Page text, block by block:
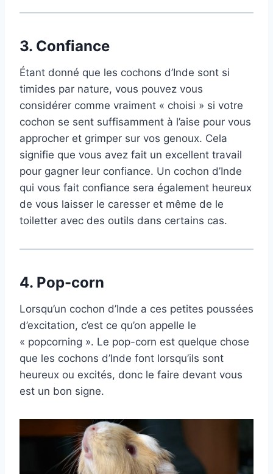
3. Confiance
Étant donné que les cochons d’Inde sont si
timides par nature, vous pouvez vous
considérer comme vraiment « choisi » si votre
cochon se sent suffisamment à l’aise pour vous
approcher et grimper sur vos genoux. Cela
signifie que vous avez fait un excellent travail
pour gagner leur confiance. Un cochon d’Inde
qui vous fait confiance sera également heureux
de vous laisser le caresser et même de le
toiletter avec des outils dans certains cas.
4. Pop-corn
Lorsqu’un cochon d’Inde a ces petites poussées
d’excitation, c’est ce qu’on appelle le
« popcorning ». Le pop-corn est quelque chose
que les cochons d’Inde font lorsqu’ils sont
heureux ou excités, donc le faire devant vous
est un bon signe.